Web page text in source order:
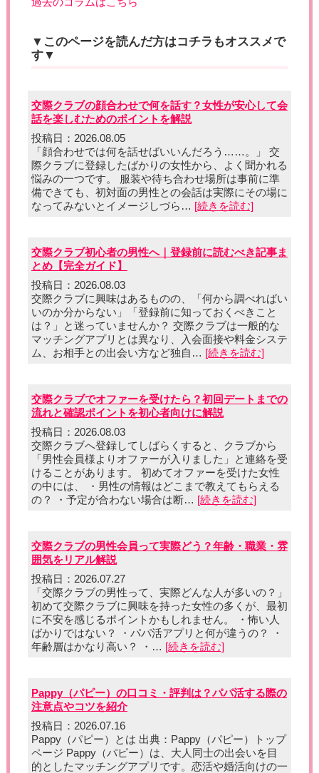
▼このページを読んだ方はコチラもオススメで
す▼
交際クラブの顔合わせで何を話す？女性が安心して会
話を楽しむためのポイントを解説
投稿日：2026.08.05
「顔合わせでは何を話せばいいんだろう……。」 交
際クラブに登録したばかりの女性から、よく聞かれる
悩みの一つです。 服装や待ち合わせ場所は事前に準
備できても、初対面の男性との会話は実際にその場に
なってみないとイメージしづら… [続きを読む]
交際クラブ初心者の男性へ｜登録前に読むべき記事ま
とめ【完全ガイド】
投稿日：2026.08.03
交際クラブに興味はあるものの、「何から調べればい
いのか分からない」「登録前に知っておくべきこと
は？」と迷っていませんか？ 交際クラブは一般的な
マッチングアプリとは異なり、入会面接や料金システ
ム、お相手との出会い方など独自… [続きを読む]
交際クラブでオファーを受けたら？初回デートまでの
流れと確認ポイントを初心者向けに解説
投稿日：2026.08.03
交際クラブへ登録してしばらくすると、クラブから
「男性会員様よりオファーが入りました」と連絡を受
けることがあります。 初めてオファーを受けた女性
の中には、 ・男性の情報はどこまで教えてもらえる
の？ ・予定が合わない場合は断… [続きを読む]
交際クラブの男性会員って実際どう？年齢・職業・雰
囲気をリアル解説
投稿日：2026.07.27
「交際クラブの男性って、実際どんな人が多いの？」
初めて交際クラブに興味を持った女性の多くが、最初
に不安を感じるポイントかもしれません。 ・怖い人
ばかりではない？ ・パパ活アプリと何が違うの？ ・
年齢層はかなり高い？ ・… [続きを読む]
Pappy（パピー）の口コミ・評判は？パパ活する際の
注意点やコツを紹介
投稿日：2026.07.16
Pappy（パピー）とは 出典：Pappy（パピー）トップ
ページ Pappy（パピー）は、大人同士の出会いを目
的としたマッチングアプリです。恋活や婚活向けの一